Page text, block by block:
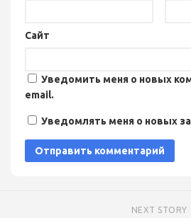
Сайт
Уведомить меня о новых
email.
Уведомлять меня о новых
NEXT STORY